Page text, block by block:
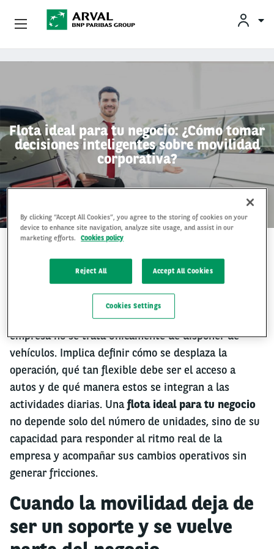
Flota ideal para tu negocio: ¿Cómo tomar
decisiones inteligentes sobre movilidad
corporativa?
Elegir una solución de movilidad dentro de una
empresa no se trata únicamente de disponer de
vehículos. Implica definir cómo se desplaza la
operación, qué tan flexible debe ser el acceso a
autos y de qué manera estos se integran a las
actividades diarias. Unaflota ideal para tu negocio
no depende solo del número de unidades, sino de su
capacidad para responder al ritmo real de la
empresa y acompañar sus cambios operativos sin
generar fricciones.
Cuando la movilidad deja de
ser un soporte y se vuelve
Empresas
Sobre Arval
Servicios Al Conductor
Vehículos Usados
By clicking “Accept All Cookies”, you agree to the storing of cookies on your
device to enhance site navigation, analyze site usage, and assist in our
marketing efforts.
Cookies policy
Reject All Accept All Cookies
Cookies Settings